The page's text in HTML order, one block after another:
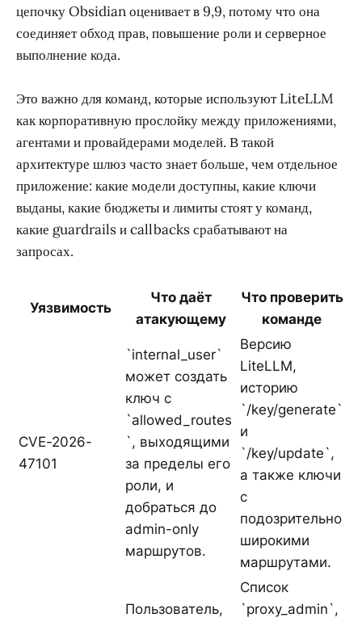
цепочку Obsidian оценивает в 9,9, потому что она
соединяет обход прав, повышение роли и серверное
выполнение кода.
Это важно для команд, которые используют LiteLLM
как корпоративную прослойку между приложениями,
агентами и провайдерами моделей. В такой
архитектуре шлюз часто знает больше, чем отдельное
приложение: какие модели доступны, какие ключи
выданы, какие бюджеты и лимиты стоят у команд,
какие guardrails и callbacks срабатывают на
запросах.
Уязвимость
Что даёт
атакующему
Что проверить
команде
CVE-2026-
47101
`internal_user`
может создать
ключ с
`allowed_routes
`, выходящими
за пределы его
роли, и
добраться до
admin-only
маршрутов.
Версию
LiteLLM,
историю
`/key/generate`
и
`/key/update`,
а также ключи
с
подозрительно
широкими
маршрутами.
Пользователь,
Список
`proxy_admin`,